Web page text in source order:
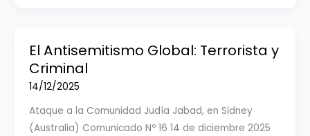
del
partido
REAL
–
MACCABI
El Antisemitismo Global: Terrorista y
Criminal
14/12/2025
Ataque a la Comunidad Judía Jabad, en Sidney
(Australia) Comunicado Nº 16 14 de diciembre 2025